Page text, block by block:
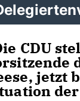
CDU
jetzt